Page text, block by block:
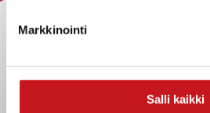
Markkinointi
Salli kaikki
Kuntainfo
Asiakirjajulkisuuskuvaus